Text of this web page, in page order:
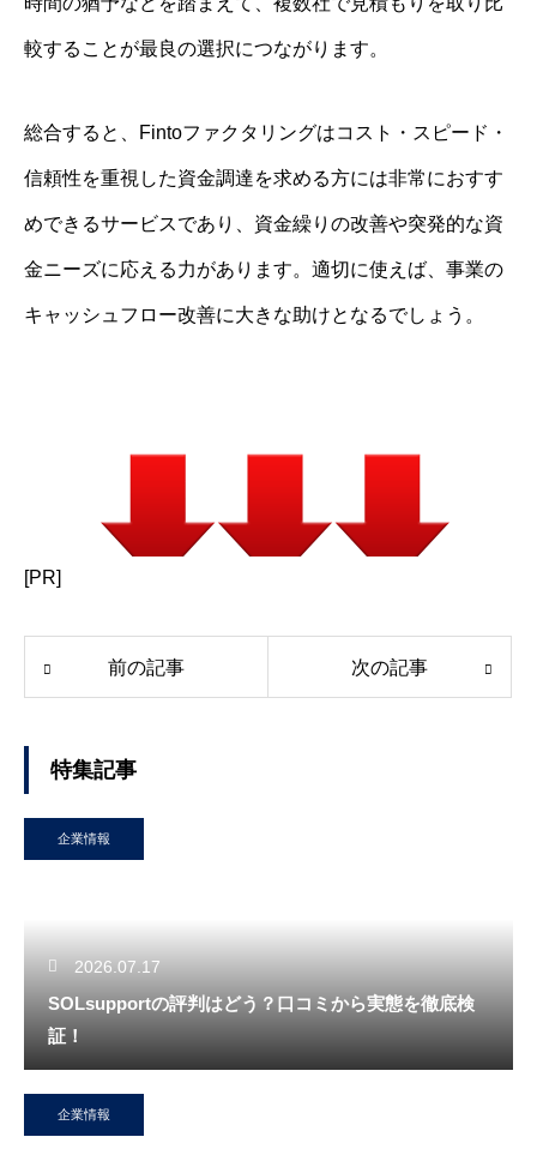
較することが最良の選択につながります。
総合すると、Fintoファクタリングはコスト・スピード・
信頼性を重視した資金調達を求める方には非常におすす
めできるサービスであり、資金繰りの改善や突発的な資
金ニーズに応える力があります。適切に使えば、事業の
キャッシュフロー改善に大きな助けとなるでしょう。
[PR]
前の記事 次の記事
特集記事
企業情報
2026.07.17
SOLsupportの評判はどう？口コミから実態を徹底検
証！
企業情報